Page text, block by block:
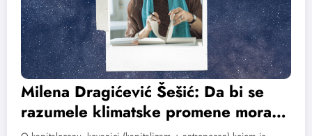
Milena Dragićević Šešić: Da bi se
razumele klimatske promene mora
se shvatiti da smo ušli u doba